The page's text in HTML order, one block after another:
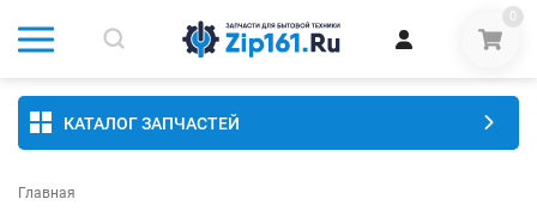
0
КАТАЛОГ ЗАПЧАСТЕЙ
Главная